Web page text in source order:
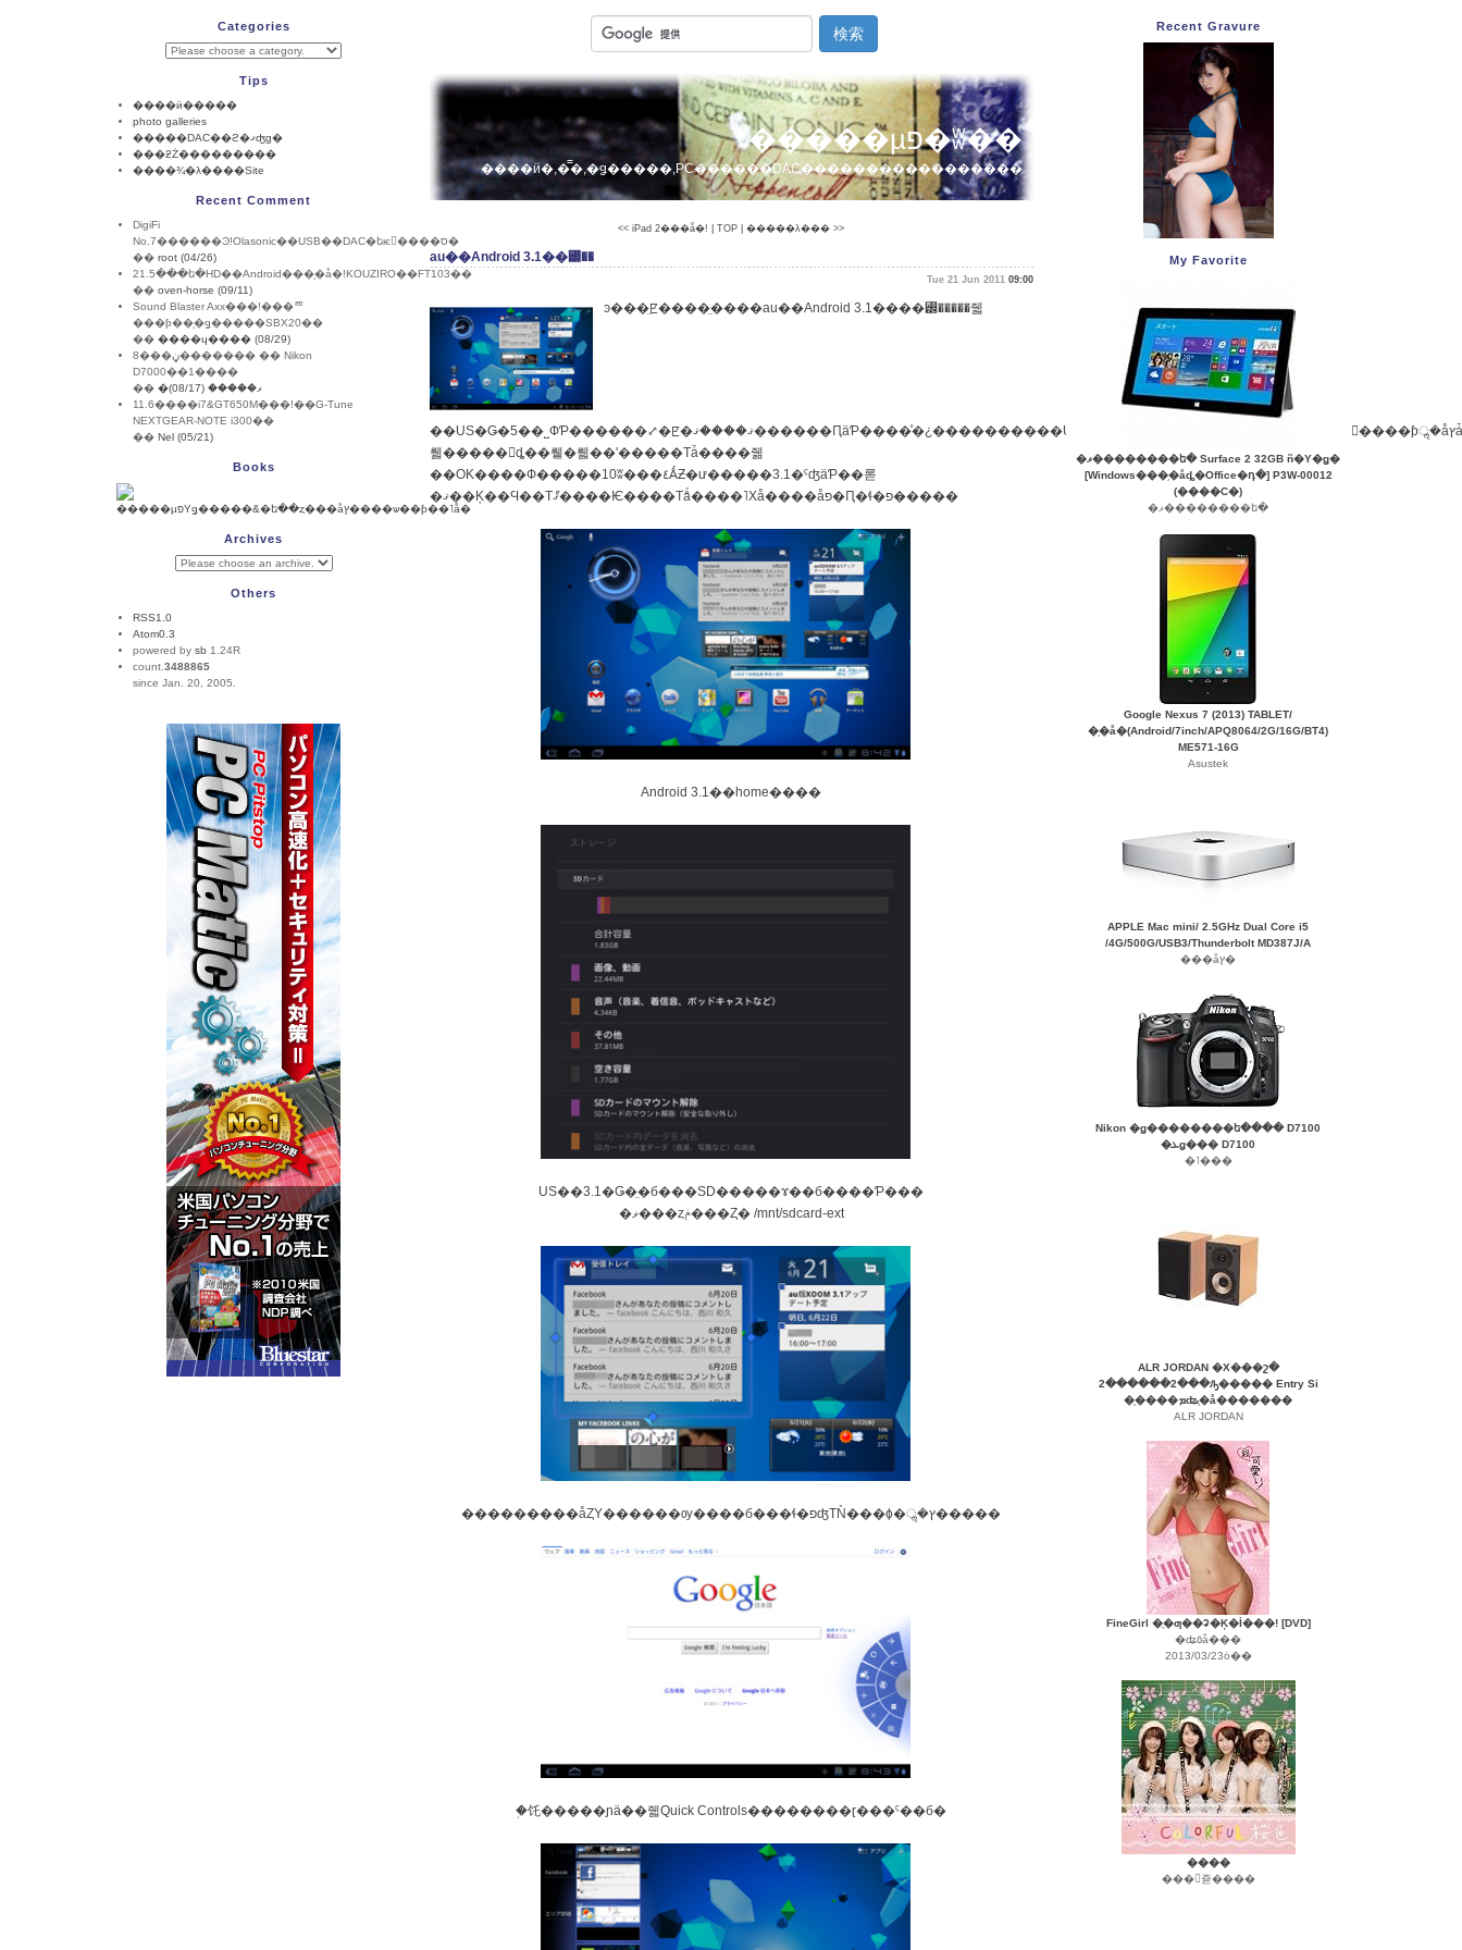
�����µפ�ʬ��
����ӥ�,�̿�,�ǥ�����,PC������DAC�����������������
<< iPad 2���å�! TOP �����λ��� >>
au��Android 3.1��꡼��
Tue 21 Jun 2011 09:00
ͽ���̤ꡢ����̤����au��Android 3.1����꡼�����줿
��US�Ǥ�5��˽ФƤ������⤢�ꡢ�ޤ����ޤ������ԤäƤ����ͤ�¿����������Update���Τϴ�ñ������Υ��֥�åȾ��󡿥����ƥॢ�åץǡ��Ȥ򲡤���������ϥ���������ɤ��
뤫�����󥹥ȡ��뤹�뤫��ʹ�����Τǡ����줾
��OK����Ф�����10ʬ���٤ǺƵ�ư�����3.1�ˤʤäƤ��롣
�ޤ��Ķ��Ϥ��Τޤް����Ѥ����Τǻ����˥Хå����åפ�Ԥ�ɬ�פ�̵����
Android 3.1��home����
US��3.1�Ǥ�̤�б���SD�����ɤ��б����Ƥ���
�ޥ���ȥݥ���Ȥ� /mnt/sdcard-ext
���������åȤΥ������ѹ����б���ɬ�פʤΤǸ���ɸ�ॢ�ץ�����
�֥饦�����ɲä��줿Quick Controls��������ɽ���ˤ��б�
Categories
Tips
����ӥ�����
photo galleries
�����DAC��ϩ�ޤʤɡ�
���ƻŻ���������
����¾�λ����Site
Recent Comment
DigiFi
No.7������Ͽ!Olasonic��USB��DAC�եѥ����ס�
�� root (04/26)
21.5���ե�HD��Android���֥�å�!KOUZIRO��FT103��
�� oven-horse (09/11)
Sound Blaster Axx���!���ꥨ
���ƥ��֥�ǥ�����SBX20��
�� ����ɥ���� (08/29)
8���ڼ������� �� Nikon
D7000��1����
��
�ޥ����� (08/17)
11.6����i7&GT650M���!��G-Tune
NEXTGEAR-NOTE i300��
�� Nel (05/21)
Books
Archives
Others
RSS1.0
Atom0.3
powered by sb 1.24R
count. 3488865
since Jan. 20, 2005.
Recent Gravure
My Favorite
�ޥ��������ե� Surface 2 32GB ñ�Υ�ǥ�
[Windows���֥�åȡ�Office�դ�] P3W-00012
(����С�)
�ޥ��������ե�
Google Nexus 7 (2013) TABLET/
�֥�å�(Android/7inch/APQ8064/2G/16G/BT4)
ME571-16G
Asustek
APPLE Mac mini/ 2.5GHz Dual Core i5
/4G/500G/USB3/Thunderbolt MD387J/A
���åץ�
Nikon �ǥ��������ե���� D7100
�ܥǥ��� D7100
�˥���
ALR JORDAN �Х���շ�
2������2���ԡ����� Entry Si
�֤����ܡʥ֥�å�������
ALR JORDAN
FineGirl �ֲ�ƣ��ʡ�Ķ�İ���! [DVD]
�ʥ٥å���
2013/03/23ȯ��
����
���󥰥쥳����